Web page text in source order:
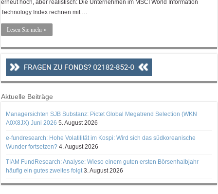
erneut hoch, aber realistisch: Die Unternehmen im MSCI World Information
Technology Index rechnen mit …
Lesen Sie mehr »
Aktuelle Beiträge
Managersichten SJB Substanz: Pictet Global Megatrend Selection (WKN
A0X8JX) Juni 2026 5. August 2026
e-fundresearch: Hohe Volatilität im Kospi: Wird sich das südkoreanische
Wunder fortsetzen? 4. August 2026
TIAM FundResearch: Analyse: Wieso einem guten ersten Börsenhalbjahr
häufig ein gutes zweites folgt 3. August 2026